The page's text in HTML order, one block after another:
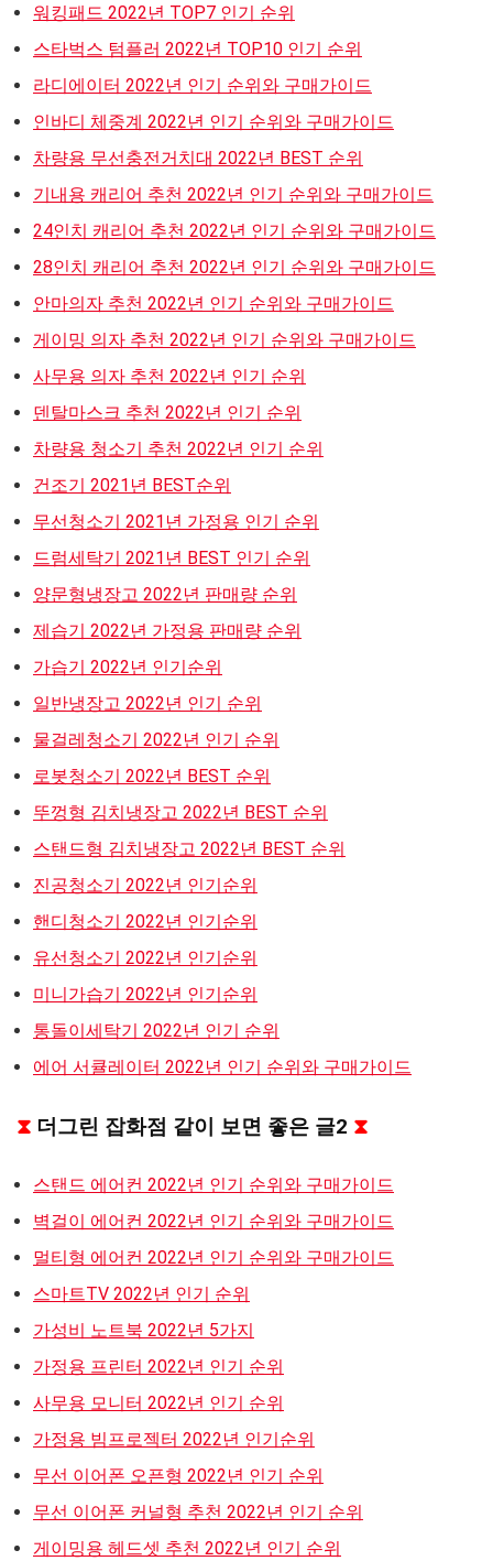
워킹패드 2022년 TOP7 인기 순위
스타벅스 텀플러 2022년 TOP10 인기 순위
라디에이터 2022년 인기 순위와 구매가이드
인바디 체중계 2022년 인기 순위와 구매가이드
차량용 무선충전거치대 2022년 BEST 순위
기내용 캐리어 추천 2022년 인기 순위와 구매가이드
24인치 캐리어 추천 2022년 인기 순위와 구매가이드
28인치 캐리어 추천 2022년 인기 순위와 구매가이드
안마의자 추천 2022년 인기 순위와 구매가이드
게이밍 의자 추천 2022년 인기 순위와 구매가이드
사무용 의자 추천 2022년 인기 순위
덴탈마스크 추천 2022년 인기 순위
차량용 청소기 추천 2022년 인기 순위
건조기 2021년 BEST순위
무선청소기 2021년 가정용 인기 순위
드럼세탁기 2021년 BEST 인기 순위
양문형냉장고 2022년 판매량 순위
제습기 2022년 가정용 판매량 순위
가습기 2022년 인기순위
일반냉장고 2022년 인기 순위
물걸레청소기 2022년 인기 순위
로봇청소기 2022년 BEST 순위
뚜껑형 김치냉장고 2022년 BEST 순위
스탠드형 김치냉장고 2022년 BEST 순위
진공청소기 2022년 인기순위
핸디청소기 2022년 인기순위
유선청소기 2022년 인기순위
미니가습기 2022년 인기순위
통돌이세탁기 2022년 인기 순위
에어 서큘레이터 2022년 인기 순위와 구매가이드
⧗ 더그린 잡화점 같이 보면 좋은 글2 ⧗
스탠드 에어컨 2022년 인기 순위와 구매가이드
벽걸이 에어컨 2022년 인기 순위와 구매가이드
멀티형 에어컨 2022년 인기 순위와 구매가이드
스마트TV 2022년 인기 순위
가성비 노트북 2022년 5가지
가정용 프린터 2022년 인기 순위
사무용 모니터 2022년 인기 순위
가정용 빔프로젝터 2022년 인기순위
무선 이어폰 오픈형 2022년 인기 순위
무선 이어폰 커널형 추천 2022년 인기 순위
게이밍용 헤드셋 추천 2022년 인기 순위